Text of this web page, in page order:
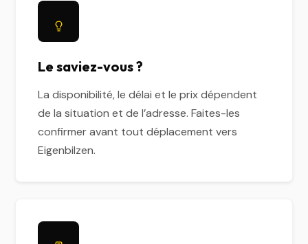
Le saviez-vous ?
La disponibilité, le délai et le prix dépendent
de la situation et de l’adresse. Faites-les
confirmer avant tout déplacement vers
Eigenbilzen.